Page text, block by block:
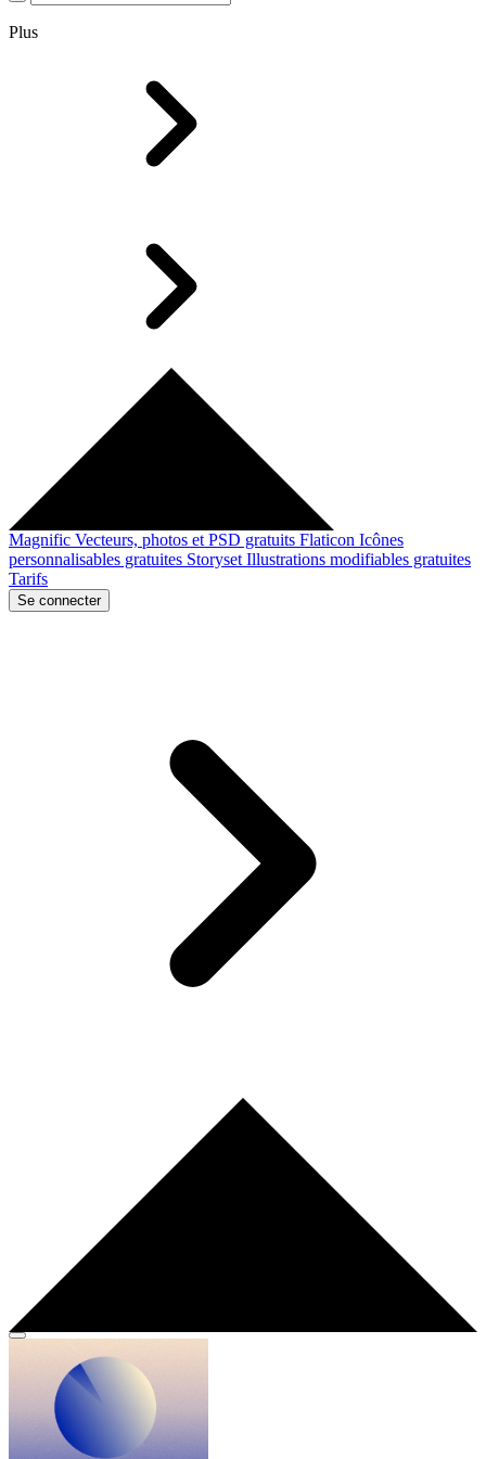
Plus
Magnific Vecteurs, photos et PSD gratuits Flaticon Icônes
personnalisables gratuites Storyset Illustrations modifiables gratuites
Tarifs
Se connecter